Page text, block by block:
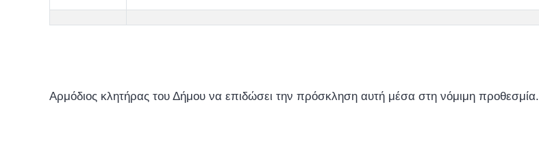
Αρμόδιος κλητήρας του Δήμου να επιδώσει την πρόσκληση αυτή μέσα στη νόμιμη προθεσμία.